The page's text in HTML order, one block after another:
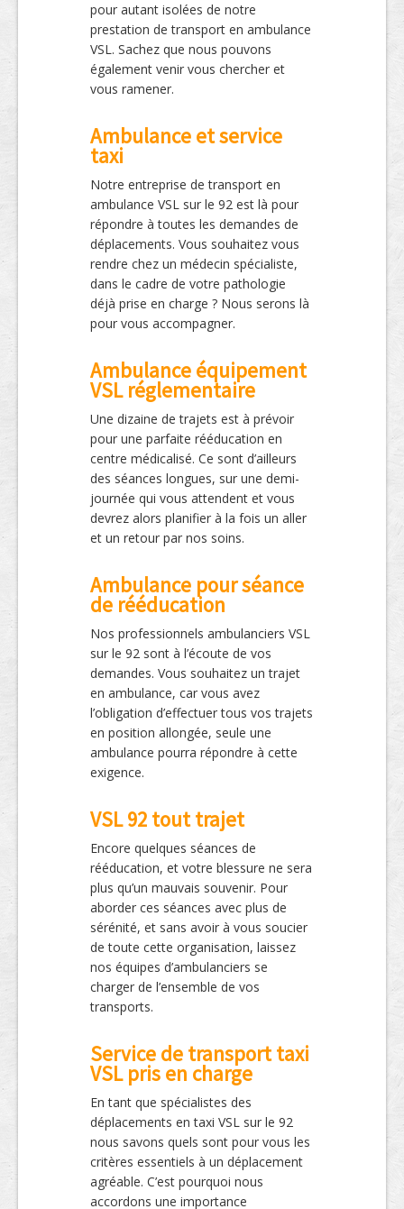
pour autant isolées de notre
prestation de transport en ambulance
VSL. Sachez que nous pouvons
également venir vous chercher et
vous ramener.
Ambulance et service
taxi
Notre entreprise de transport en
ambulance VSL sur le 92 est là pour
répondre à toutes les demandes de
déplacements. Vous souhaitez vous
rendre chez un médecin spécialiste,
dans le cadre de votre pathologie
déjà prise en charge ? Nous serons là
pour vous accompagner.
Ambulance équipement
VSL réglementaire
Une dizaine de trajets est à prévoir
pour une parfaite rééducation en
centre médicalisé. Ce sont d’ailleurs
des séances longues, sur une demi-
journée qui vous attendent et vous
devrez alors planifier à la fois un aller
et un retour par nos soins.
Ambulance pour séance
de rééducation
Nos professionnels ambulanciers VSL
sur le 92 sont à l’écoute de vos
demandes. Vous souhaitez un trajet
en ambulance, car vous avez
l’obligation d’effectuer tous vos trajets
en position allongée, seule une
ambulance pourra répondre à cette
exigence.
VSL 92 tout trajet
Encore quelques séances de
rééducation, et votre blessure ne sera
plus qu’un mauvais souvenir. Pour
aborder ces séances avec plus de
sérénité, et sans avoir à vous soucier
de toute cette organisation, laissez
nos équipes d’ambulanciers se
charger de l’ensemble de vos
transports.
Service de transport taxi
VSL pris en charge
En tant que spécialistes des
déplacements en taxi VSL sur le 92
nous savons quels sont pour vous les
critères essentiels à un déplacement
agréable. C’est pourquoi nous
accordons une importance